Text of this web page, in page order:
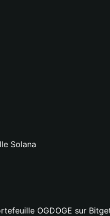
Solana
OGDOGE sur